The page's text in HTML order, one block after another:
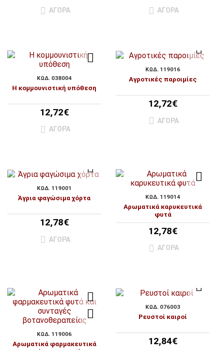
ΑΓΟΡΆ ΑΓΟΡΆ
ΚΩΔ. 038004
Η κομμουνιστική υπόθεση
12,72€
ΑΓΟΡΆ
ΚΩΔ. 119016
Αγροτικές παροιμίες
12,72€
ΑΓΟΡΆ
ΚΩΔ. 119001
Άγρια φαγώσιμα χόρτα
12,78€
ΑΓΟΡΆ
ΚΩΔ. 119014
Αρωματικά καρυκευτικά
φυτά
12,78€
ΑΓΟΡΆ
ΚΩΔ. 119006
Αρωματικά φαρμακευτικά
ΚΩΔ. 076003
Ρευστοί καιροί
12,84€